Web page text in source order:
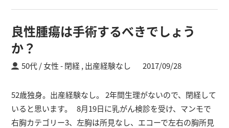
良性腫瘍は手術するべきでしょう
か？
50代 / 女性 閉経 , 出産経験なし 2017/09/28
52歳独身。出産経験なし。 2年間生理がないので、閉経して
いると思います。 8月19日に乳がん検診を受け、マンモで
右胸カテゴリー3、左胸は所見なし、エコーで左右の胸所見